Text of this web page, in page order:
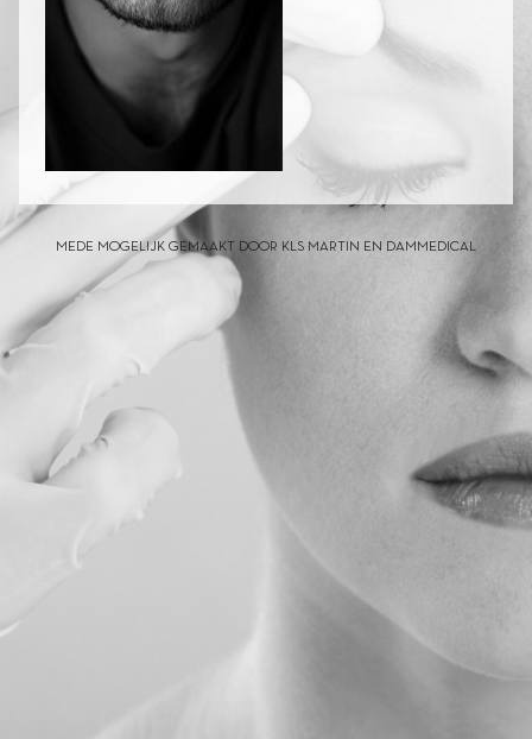
MEDE MOGELIJK GEMAAKT DOOR KLS MARTIN EN DAMMEDICAL